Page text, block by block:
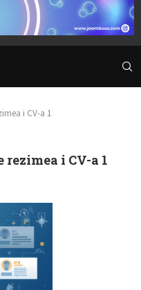
i CV-a 1
i CV-a 1